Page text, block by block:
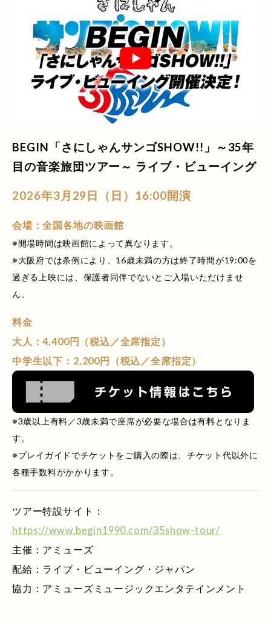
BEGIN「さにしゃんサンゴSHOW!!」～35年
目の音楽旅団ツアー～ ライブ・ビューイング
2026年3月29日（日）16:00開演
会場：全国各地の映画館
※開場時間は映画館によって異なります。
※大阪府では条例により、16歳未満の方は終了時間が19:00を
過ぎる上映には、保護者同伴でないとご入場いただけませ
ん。
料金
大人：4,400円（税込／全席指定）
中学生以下：2,200円（税込／全席指定）
※3歳以上有料／3歳未満で座席が必要な場合は有料となりま
す。
※プレイガイドでチケットをご購入の際は、チケット代以外に
各種手数料がかかります。
ツアー特設サイト：
https://www.begin1990.com/35show-tour/
主催：アミューズ
配給：ライブ・ビューイング・ジャパン
協力：アミューズミュージックエンタテインメント